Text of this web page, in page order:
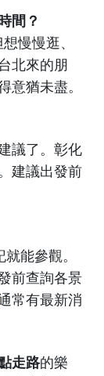
間？
慢慢逛、
北來的朋
意猶未盡。
議了。彰化
建議出發前
能參觀。
前查詢各景
常有最新消
走路的樂